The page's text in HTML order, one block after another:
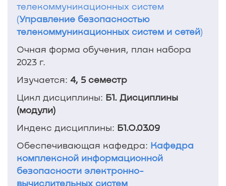
телекоммуникационных систем
(Управление безопасностью
телекоммуникационных систем и сетей)
Очная форма обучения, план набора
2023 г.
Изучается: 4, 5 семестр
Цикл дисциплины: Б1. Дисциплины
(модули)
Индекс дисциплины: Б1.О.03.09
Обеспечивающая кафедра: Кафедра
комплексной информационной
безопасности электронно-
вычислительных систем